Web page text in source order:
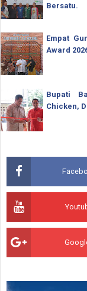
Bersatu.
Empat
Award
Bupati
Chicken,